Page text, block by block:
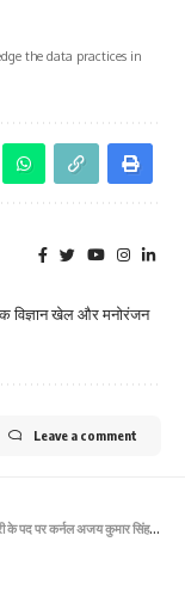
the data practices in
विज्ञान खेल और मनोरंजन
Leave a comment
पर कर्नल अजय कुमार सिंह ने लिया पदभार